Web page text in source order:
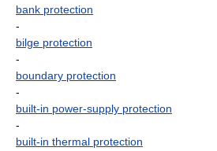
bank protection
-
bilge protection
-
boundary protection
-
built-in power-supply protection
-
built-in thermal protection